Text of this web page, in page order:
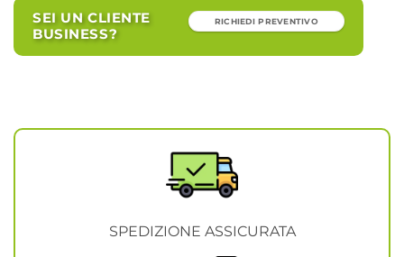
SEI UN CLIENTE
BUSINESS?
RICHIEDI PREVENTIVO
SPEDIZIONE ASSICURATA